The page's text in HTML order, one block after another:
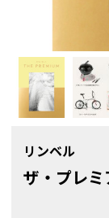
リンベル
ザ・プレ